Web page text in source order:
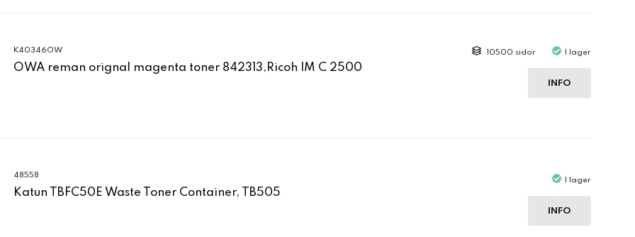
K40346OW
OWA reman orignal magenta toner 842313,Ricoh IM C 2500
10500 sidor I lager
INFO
48558
Katun TBFC50E Waste Toner Container, TB505
I lager
INFO